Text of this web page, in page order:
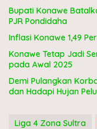
Bupati Konawe
PJR Pondidaha
Inflasi Konawe 1,49
Konawe Tetap Jadi
pada Awal 2025
Demi Pulangkan
dan Hadapi Hujan
Liga 4 Zona Sultra